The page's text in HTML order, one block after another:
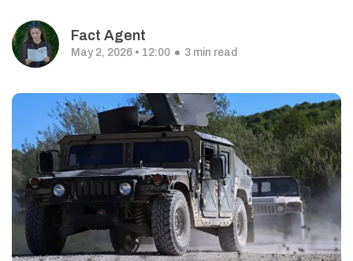
Fact Agent
May 2, 2026 • 12:00 3 min read